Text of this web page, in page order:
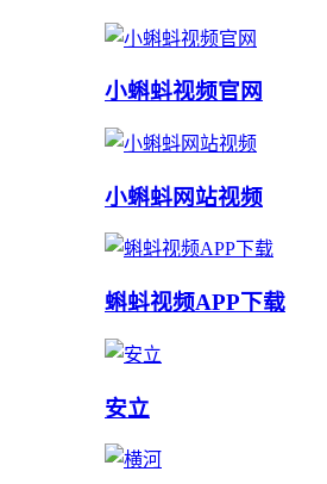
小蝌蚪视频官网
小蝌蚪网站视频
蝌蚪视频APP下载
安立